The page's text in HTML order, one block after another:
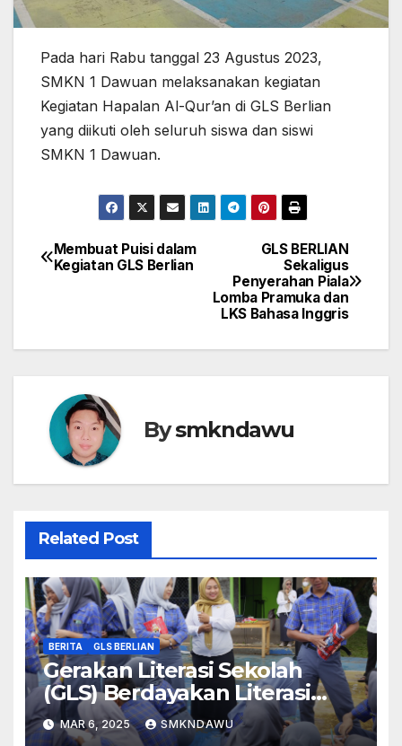
Pada hari Rabu tanggal 23 Agustus 2023,
SMKN 1 Dawuan melaksanakan kegiatan
Kegiatan Hapalan Al-Qur’an di GLS Berlian
yang diikuti oleh seluruh siswa dan siswi
SMKN 1 Dawuan.
Navigasi
GLS BERLIAN
Sekaligus
Penyerahan Piala
Lomba Pramuka dan
LKS Bahasa Inggris
Membuat Puisi dalam
Kegiatan GLS Berlian
Bysmkndawu
Related Post
BERITA GLS BERLIAN
Gerakan Literasi Sekolah
(GLS) Berdayakan Literasi
Dawuan (BERLIAN)
MAR 6, 2025 SMKNDAWU